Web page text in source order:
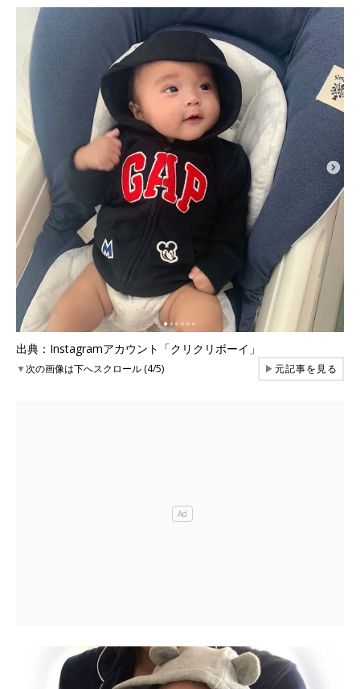
出典：Instagramアカウント「クリクリボーイ」
▼次の画像は下へスクロール (4/5) ▶元記事を見る